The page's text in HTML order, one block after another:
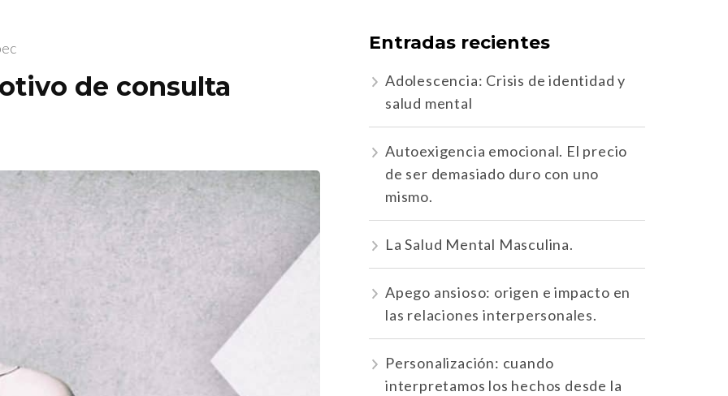
de consulta
Entradas recientes
Adolescencia: Crisis de identidad y
salud mental
Autoexigencia emocional. El precio
de ser demasiado duro con uno
mismo.
La Salud Mental Masculina.
Apego ansioso: origen e impacto en
las relaciones interpersonales.
Personalización: cuando
interpretamos los hechos desde la